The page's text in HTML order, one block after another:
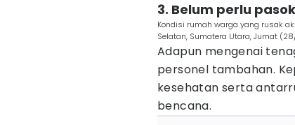
3. Belum perlu
Kondisi rumah warga yang rusak
Selatan, Sumatera Utara, Jumat
Adapun mengenai
personel tambahan.
kesehatan serta
bencana.